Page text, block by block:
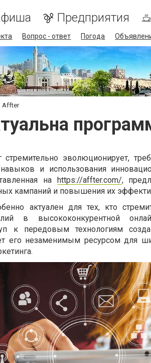
Предприятия
Вопрос - ответ Погода
Affter
эволюционирует,
и использования
на https://affter.com/,
кампаний и повышения их
актуален для тех, кто
в высококонкурентной
к передовым технологиям
его незаменимым ресурсом для